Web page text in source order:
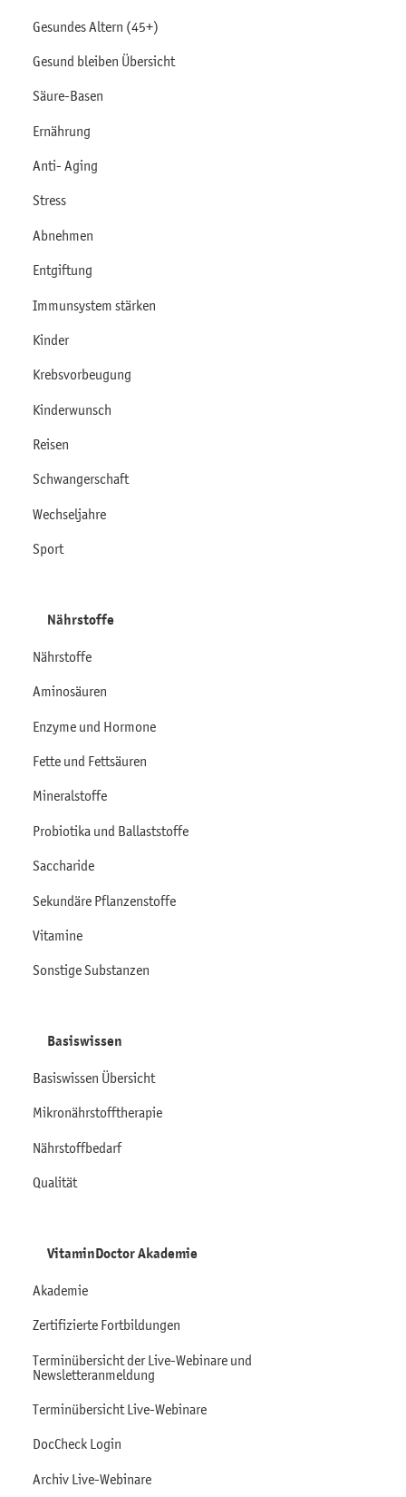
Gesundes Altern (45+)
Gesund bleiben Übersicht
Säure-Basen
Ernährung
Anti- Aging
Stress
Abnehmen
Entgiftung
Immunsystem stärken
Kinder
Krebsvorbeugung
Kinderwunsch
Reisen
Schwangerschaft
Wechseljahre
Sport
Nährstoffe
Nährstoffe
Aminosäuren
Enzyme und Hormone
Fette und Fettsäuren
Mineralstoffe
Probiotika und Ballaststoffe
Saccharide
Sekundäre Pflanzenstoffe
Vitamine
Sonstige Substanzen
Basiswissen
Basiswissen Übersicht
Mikronährstofftherapie
Nährstoffbedarf
Qualität
VitaminDoctor Akademie
Akademie
Zertifizierte Fortbildungen
Terminübersicht der Live-Webinare und
Newsletteranmeldung
Terminübersicht Live-Webinare
DocCheck Login
Archiv Live-Webinare